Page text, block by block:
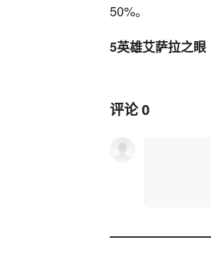
50%。
5英雄艾萨拉之眼
评论0